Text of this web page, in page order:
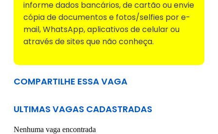
informe dados bancários, de cartão ou envie
cópia de documentos e fotos/selfies por e-
mail, WhatsApp, aplicativos de celular ou
através de sites que não conheça.
COMPARTILHE ESSA VAGA
ULTIMAS VAGAS CADASTRADAS
Nenhuma vaga encontrada